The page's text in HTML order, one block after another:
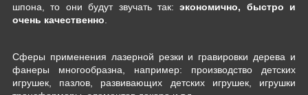
шпона, то они будут звучать так:экономично, быстро и
очень качественно
Cферы применения лазерной резки и гравировки дерева и
фанеры многообразна, например: производство детских
игрушек, пазлов, развивающих детских игрушек, игрушки